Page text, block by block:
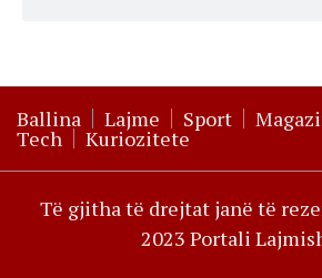
Ballina Lajme Sport
Tech Kuriozitete
Të gjitha të drejtat janë të
2023 Portali